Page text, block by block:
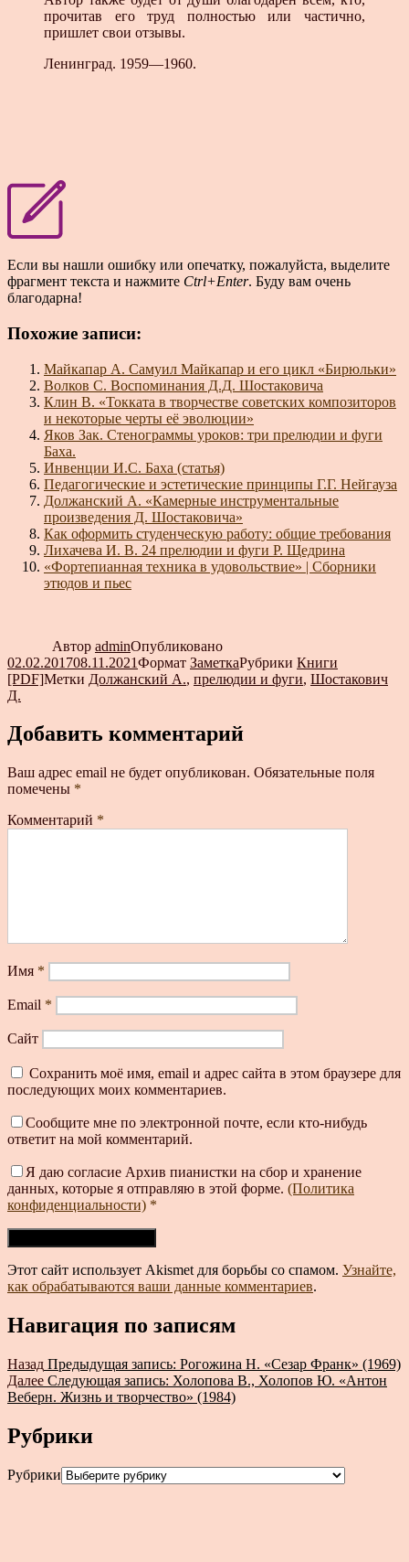
прочитав его труд полностью или частично,
пришлет свои отзывы.
Ленинград. 1959—1960.
Если вы нашли ошибку или опечатку, пожалуйста, выделите
фрагмент текста и нажмите Ctrl+Enter. Буду вам очень
благодарна!
Похожие записи:
Майкапар А. Самуил Майкапар и его цикл «Бирюльки»
Волков С. Воспоминания Д.Д. Шостаковича
Клин В. «Токката в творчестве советских композиторов
и некоторые черты её эволюции»
Яков Зак. Стенограммы уроков: три прелюдии и фуги
Баха.
Инвенции И.С. Баха (статья)
Педагогические и эстетические принципы Г.Г. Нейгауза
Должанский А. «Камерные инструментальные
произведения Д. Шостаковича»
Как оформить студенческую работу: общие требования
Лихачева И. В. 24 прелюдии и фуги Р. Щедрина
«Фортепианная техника в удовольствие» | Сборники
этюдов и пьес
Автор adminОпубликовано
02.02.201708.11.2021Формат ЗаметкаРубрики Книги
[PDF]Метки Должанский А., прелюдии и фуги, Шостакович
Д.
Добавить комментарий
Ваш адрес email не будет опубликован. Обязательные поля
помечены *
Комментарий *
Имя *
Email *
Сайт
Сохранить моё имя, email и адрес сайта в этом браузере для
последующих моих комментариев.
Сообщите мне по электронной почте, если кто-нибудь
ответит на мой комментарий.
Я даю согласие Архив пианистки на сбор и хранение
данных, которые я отправляю в этой форме. (Политика
конфиденциальности) *
Этот сайт использует Akismet для борьбы со спамом. Узнайте,
как обрабатываются ваши данные комментариев.
Навигация по записям
Назад Предыдущая запись: Рогожина Н. «Сезар Франк» (1969)
Далее Следующая запись: Холопова В., Холопов Ю. «Антон
Веберн. Жизнь и творчество» (1984)
Рубрики
Рубрики